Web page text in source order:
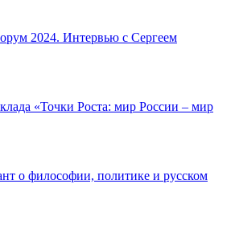
2024. Интервью с Сергеем
«Точки Роста: мир России – мир
о философии, политике и русском